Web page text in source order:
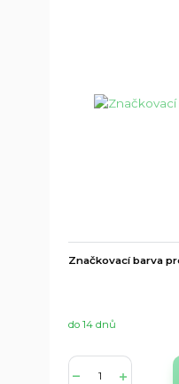
Značkovací barva
do 14 dnů